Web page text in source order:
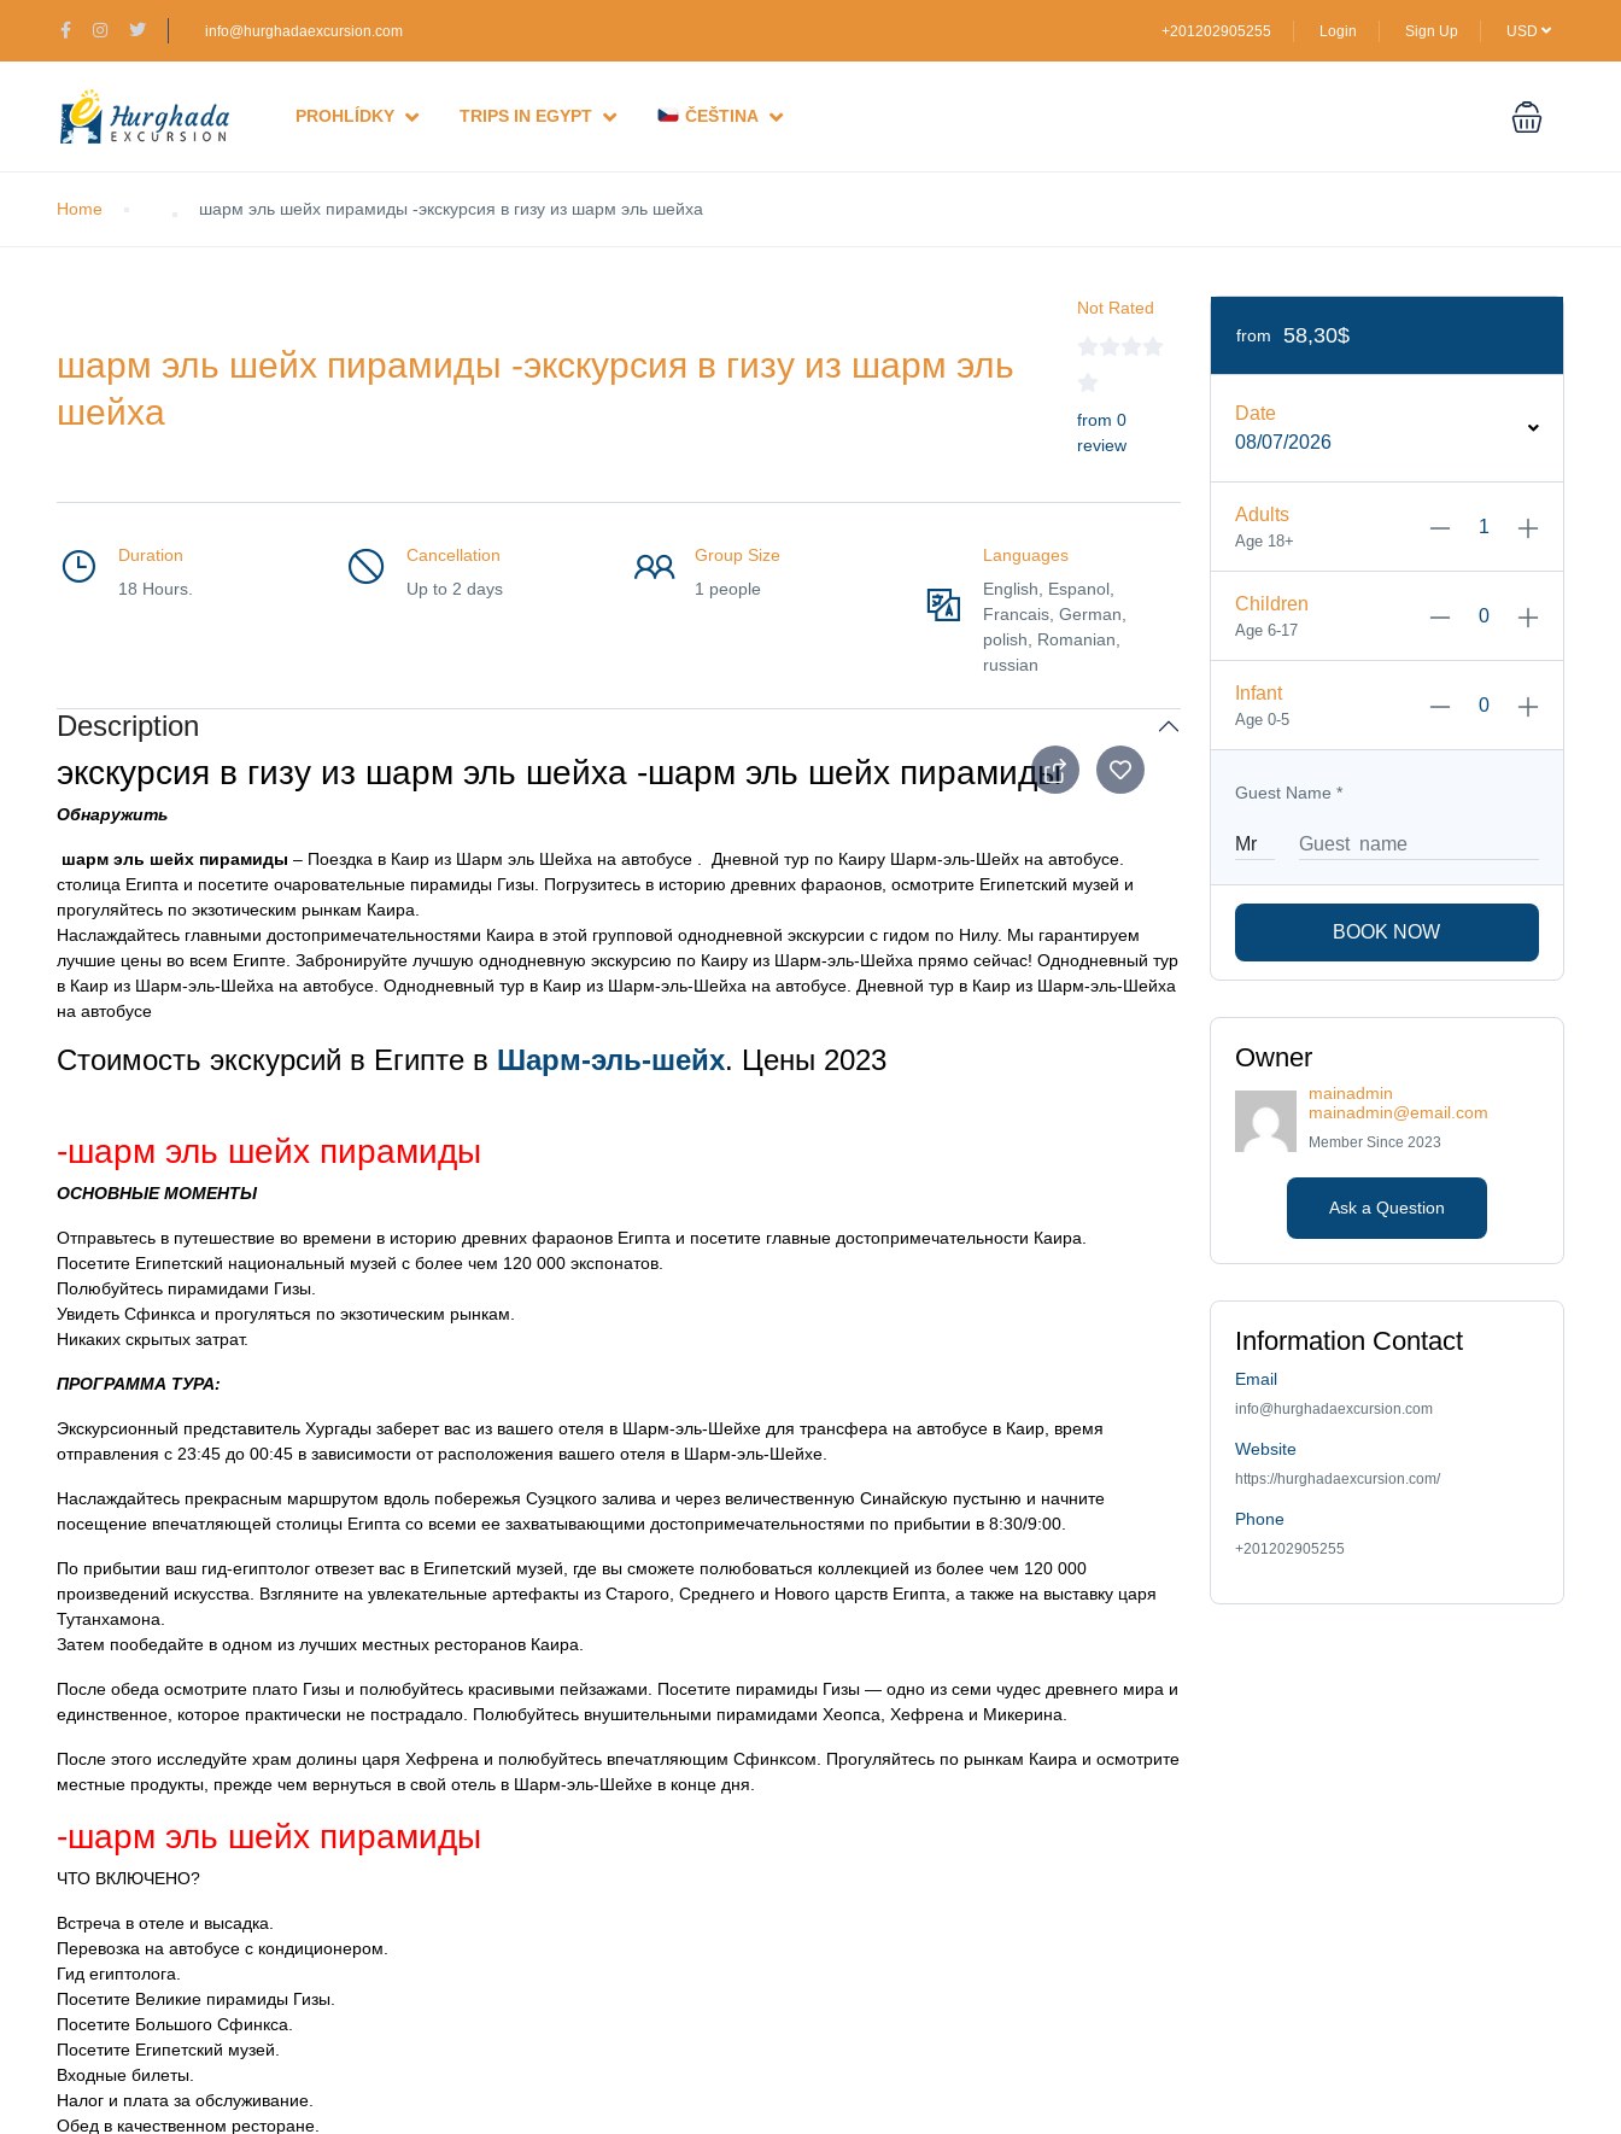
info@hurghadaexcursion.com +201202905255 Login Sign Up USD
PROHLÍDKY TRIPS IN EGYPT ČEŠTINA
Home шарм эль шейх пирамиды -экскурсия в гизу из шарм эль шейха
шарм эль шейх пирамиды -экскурсия в гизу из шарм эль
шейха
Not Rated
from 0
review
Duration
18 Hours.
Cancellation
Up to 2 days
Group Size
1 people
Languages
English, Espanol,
Francais, German,
polish, Romanian,
russian
Description
экскурсия в гизу из шарм эль шейха -шарм эль шейх пирамиды
Обнаружить
шарм эль шейх пирамиды – Поездка в Каир из Шарм эль Шейха на автобусе . Дневной тур по Каиру Шарм-эль-Шейх на автобусе.
столица Египта и посетите очаровательные пирамиды Гизы. Погрузитесь в историю древних фараонов, осмотрите Египетский музей и
прогуляйтесь по экзотическим рынкам Каира.
Наслаждайтесь главными достопримечательностями Каира в этой групповой однодневной экскурсии с гидом по Нилу. Мы гарантируем
лучшие цены во всем Египте. Забронируйте лучшую однодневную экскурсию по Каиру из Шарм-эль-Шейха прямо сейчас! Однодневный тур
в Каир из Шарм-эль-Шейха на автобусе. Однодневный тур в Каир из Шарм-эль-Шейха на автобусе. Дневной тур в Каир из Шарм-эль-Шейха
на автобусе
Стоимость экскурсий в Египте в Шарм-эль-шейх. Цены 2023
-шарм эль шейх пирамиды
ОСНОВНЫЕ МОМЕНТЫ
Отправьтесь в путешествие во времени в историю древних фараонов Египта и посетите главные достопримечательности Каира.
Посетите Египетский национальный музей с более чем 120 000 экспонатов.
Полюбуйтесь пирамидами Гизы.
Увидеть Сфинкса и прогуляться по экзотическим рынкам.
Никаких скрытых затрат.
ПРОГРАММА ТУРА:
Экскурсионный представитель Хургады заберет вас из вашего отеля в Шарм-эль-Шейхе для трансфера на автобусе в Каир, время
отправления с 23:45 до 00:45 в зависимости от расположения вашего отеля в Шарм-эль-Шейхе.
Наслаждайтесь прекрасным маршрутом вдоль побережья Суэцкого залива и через величественную Синайскую пустыню и начните
посещение впечатляющей столицы Египта со всеми ее захватывающими достопримечательностями по прибытии в 8:30/9:00.
По прибытии ваш гид-египтолог отвезет вас в Египетский музей, где вы сможете полюбоваться коллекцией из более чем 120 000
произведений искусства. Взгляните на увлекательные артефакты из Старого, Среднего и Нового царств Египта, а также на выставку царя
Тутанхамона.
Затем пообедайте в одном из лучших местных ресторанов Каира.
После обеда осмотрите плато Гизы и полюбуйтесь красивыми пейзажами. Посетите пирамиды Гизы — одно из семи чудес древнего мира и
единственное, которое практически не пострадало. Полюбуйтесь внушительными пирамидами Хеопса, Хефрена и Микерина.
После этого исследуйте храм долины царя Хефрена и полюбуйтесь впечатляющим Сфинксом. Прогуляйтесь по рынкам Каира и осмотрите
местные продукты, прежде чем вернуться в свой отель в Шарм-эль-Шейхе в конце дня.
-шарм эль шейх пирамиды
ЧТО ВКЛЮЧЕНО?
Встреча в отеле и высадка.
Перевозка на автобусе с кондиционером.
Гид египтолога.
Посетите Великие пирамиды Гизы.
Посетите Большого Сфинкса.
Посетите Египетский музей.
Входные билеты.
Налог и плата за обслуживание.
Обед в качественном ресторане.
from 58,30$
Date
08/07/2026
Adults
Age 18+
Children
Age 6-17
Infant
Age 0-5
Guest Name *
BOOK NOW
Owner
mainadmin
mainadmin@email.com
Member Since 2023
Ask a Question
Information Contact
Email
info@hurghadaexcursion.com
Website
https://hurghadaexcursion.com/
Phone
+201202905255